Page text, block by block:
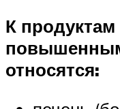
К
относятся: